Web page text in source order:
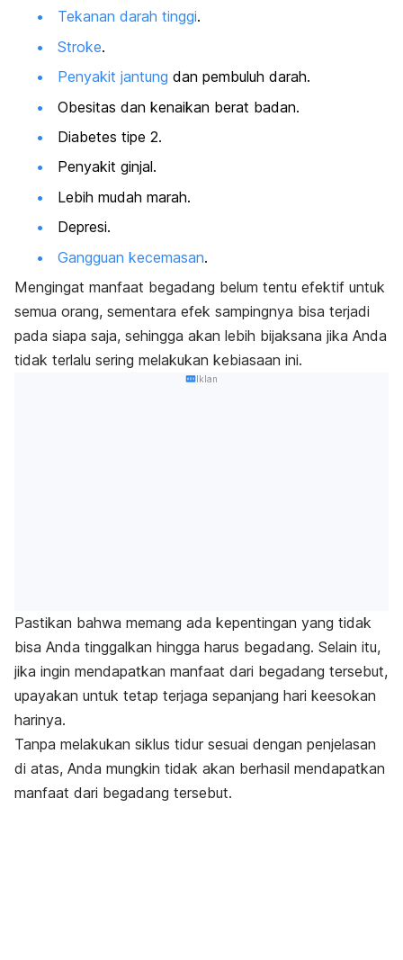
Tekanan darah tinggi.
Stroke.
Penyakit jantung dan pembuluh darah.
Obesitas dan kenaikan berat badan.
Diabetes tipe 2.
Penyakit ginjal.
Lebih mudah marah.
Depresi.
Gangguan kecemasan.
Mengingat manfaat begadang belum tentu efektif untuk
semua orang, sementara efek sampingnya bisa terjadi
pada siapa saja, sehingga akan lebih bijaksana jika Anda
tidak terlalu sering melakukan kebiasaan ini.
Iklan
Pastikan bahwa memang ada kepentingan yang tidak
bisa Anda tinggalkan hingga harus begadang. Selain itu,
jika ingin mendapatkan manfaat dari begadang tersebut,
upayakan untuk tetap terjaga sepanjang hari keesokan
harinya.
Tanpa melakukan siklus tidur sesuai dengan penjelasan
di atas, Anda mungkin tidak akan berhasil mendapatkan
manfaat dari begadang tersebut.